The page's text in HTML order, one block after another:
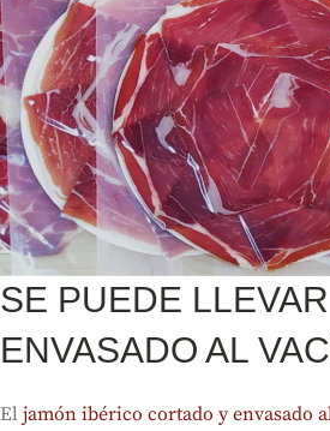
SE PUEDE
ENVASADO AL
El jamón ibérico cortado y envasado